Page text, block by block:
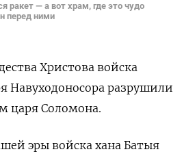
ракет — а вот храм, где это чудо
перед ними
Христова войска
Навуходоносора разрушили
царя Соломона.
эры войска хана Батыя